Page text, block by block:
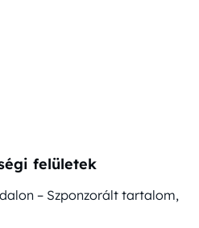
felületek
– Szponzorált tartalom,